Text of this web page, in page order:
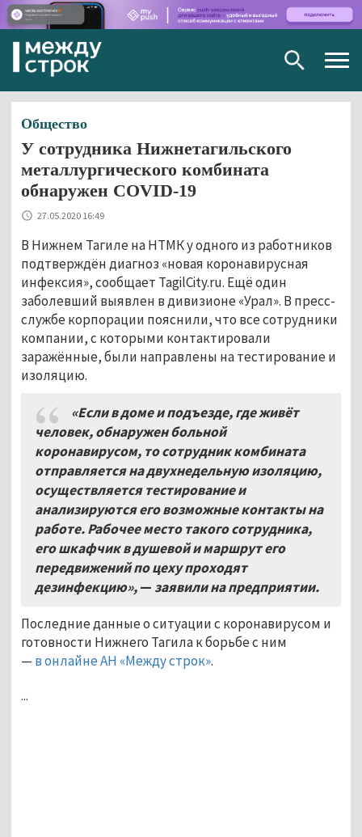
Общество
У сотрудника Нижнетагильского
металлургического комбината
обнаружен COVID-19
27.05.2020 16:49
В Нижнем Тагиле на НТМК у одного из работников
подтверждён диагноз «новая коронавирусная
инфексия», сообщает TagilCity.ru. Ещё один
заболевший выявлен в дивизионе «Урал». В пресс-
службе корпорации пояснили, что все сотрудники
компании, с которыми контактировали
заражённые, были направлены на тестирование и
изоляцию.
«Если в доме и подъезде, где живёт
человек, обнаружен больной
коронавирусом, то сотрудник комбината
отправляется на двухнедельную изоляцию,
осуществляется тестирование и
анализируются его возможные контакты на
работе. Рабочее место такого сотрудника,
его шкафчик в душевой и маршрут его
передвижений по цеху проходят
дезинфекцию»,— заявили на предприятии.
Последние данные о ситуации с коронавирусом и
готовности Нижнего Тагила к борьбе с ним
— в онлайне АН «Между строк».
...